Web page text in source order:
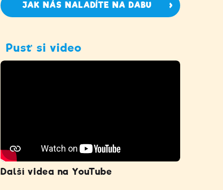
JAK NÁS NALADÍTE NA DABU
Pusť si video
Další videa na YouTube